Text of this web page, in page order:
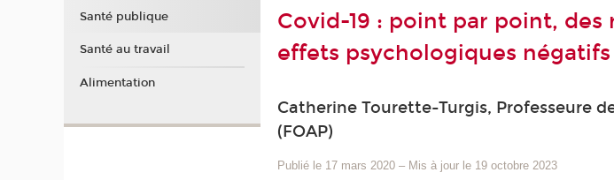
Covid-19 : point par point,
effets psychologiques
Catherine Tourette-Turgis, Professeure
(FOAP)
Publié le 17 mars 2020 – Mis à jour le 19 octobre 2023
Santé publique
Santé au travail
Alimentation